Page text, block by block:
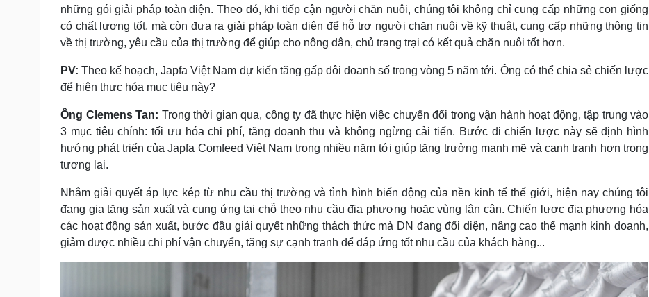
những gói giải pháp toàn diện. Theo đó, khi tiếp cận người chăn nuôi, chúng tôi không chỉ cung cấp những con giống
có chất lượng tốt, mà còn đưa ra giải pháp toàn diện để hỗ trợ người chăn nuôi về kỹ thuật, cung cấp những thông tin
về thị trường, yêu cầu của thị trường để giúp cho nông dân, chủ trang trại có kết quả chăn nuôi tốt hơn.
PV:Theo kế hoạch, Japfa Việt Nam dự kiến tăng gấp đôi doanh số trong vòng 5 năm tới. Ông có thể chia sẻ chiến lược
để hiện thực hóa mục tiêu này?
Ông Clemens Tan: Trong thời gian qua, công ty đã thực hiện việc chuyển đổi trong vận hành hoạt động, tập trung vào
3 mục tiêu chính: tối ưu hóa chi phí, tăng doanh thu và không ngừng cải tiến. Bước đi chiến lược này sẽ định hình
hướng phát triển của Japfa Comfeed Việt Nam trong nhiều năm tới giúp tăng trưởng mạnh mẽ và cạnh tranh hơn trong
tương lai.
Nhằm giải quyết áp lực kép từ nhu cầu thị trường và tình hình biến động của nền kinh tế thế giới, hiện nay chúng tôi
đang gia tăng sản xuất và cung ứng tại chỗ theo nhu cầu địa phương hoặc vùng lân cận. Chiến lược địa phương hóa
các hoạt động sản xuất, bước đầu giải quyết những thách thức mà DN đang đối diện, nâng cao thế mạnh kinh doanh,
giảm được nhiều chi phí vận chuyển, tăng sự cạnh tranh để đáp ứng tốt nhu cầu của khách hàng...